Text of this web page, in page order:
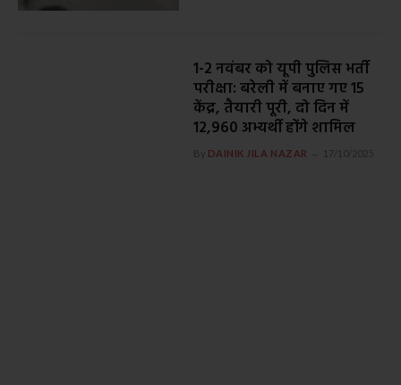
1-2 नवंबर को यूपी पुलिस भर्ती
परीक्षा: बरेली में बनाए गए 15
केंद्र, तैयारी पूरी, दो दिन में
12,960 अभ्यर्थी होंगे शामिल
By DAINIK JILA NAZAR 17/10/2025